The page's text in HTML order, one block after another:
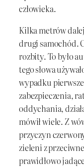
człowieka.
Kilka metrów
drugi samochód.
rozbity. To było
tego słowa
wypadku
zabezpieczenia,
oddychania,
mówił wiele. Z
przyczyn
zieleni z
prawidłowo